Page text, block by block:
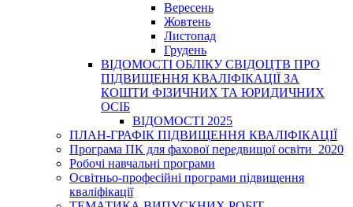
Вересень
Жовтень
Листопад
Грудень
ВІДОМОСТІ ОБЛІКУ СВІДОЦТВ ПРО
ПІДВИЩЕННЯ КВАЛІФІКАЦІЇ ЗА
КОШТИ ФІЗИЧНИХ ТА ЮРИДИЧНИХ
ОСІБ
ВІДОМОСТІ 2025
ПЛАН-ГРАФІК ПІДВИЩЕННЯ КВАЛІФІКАЦІЇ
Програма ПК для фахової передвищої освіти_2020
Робочі навчальні програми
Освітньо-професійні програми підвищення
кваліфікації